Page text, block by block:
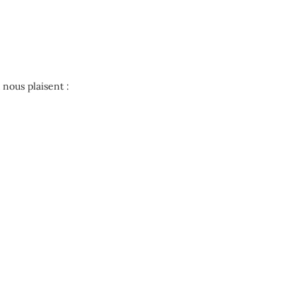
plaisent :